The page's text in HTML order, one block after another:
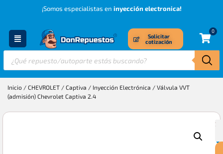
¡Somos especialistas en inyección electronica!
Solicitar
cotización
0
Inicio / CHEVROLET / Captiva / Inyección Electrónica / Válvula VVT
(admisión) Chevrolet Captiva 2.4